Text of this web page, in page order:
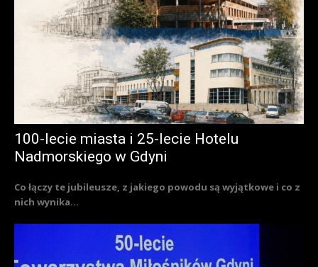
100-lecie miasta i 25-lecie Hotelu
Nadmorskiego w Gdyni
Co łączy te jubileusze, z jakiego powodu są wyjątkowe i co z
nich wynika...